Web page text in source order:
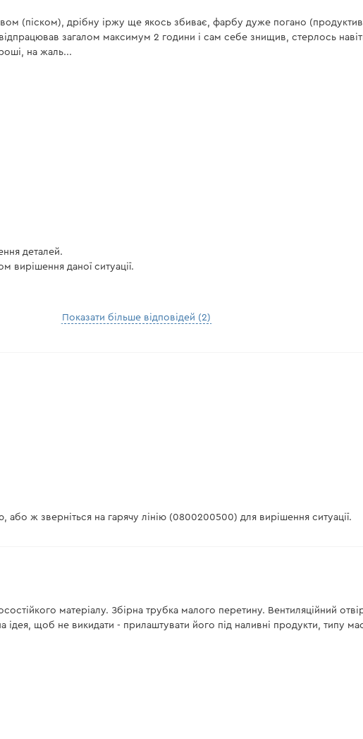
(піском), дрібну іржу ще якось збиває, фарбу дуже погано
загалом максимум 2 години і сам себе знищив, стерлось
на жаль...
деталей.
вирішення даної ситуації.
Показати більше відповідей (2)
ж зверніться на гарячу лінію (0800200500) для вирішення ситуації.
матеріалу. Збірна трубка малого перетину. Вентиляційний
щоб не викидати - прилаштувати його під наливні продукти, типу